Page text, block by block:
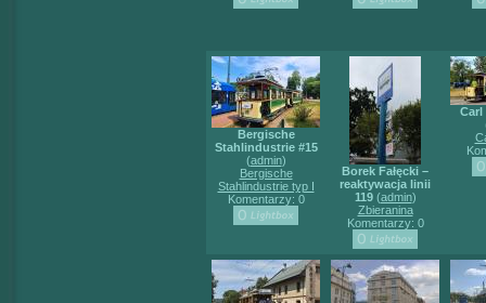
Bergische
Stahlindustrie #15
(admin)
Bergische
Stahlindustrie typ I
Komentarzy: 0
Borek Fałęcki –
reaktywacja linii
119(admin)
Zbieranina
Komentarzy: 0
Carl